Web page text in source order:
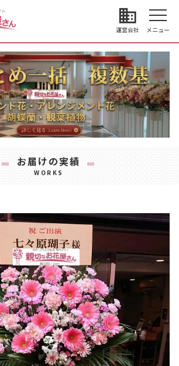
business
運営会社 メニュー
お届けの実績
WORKS